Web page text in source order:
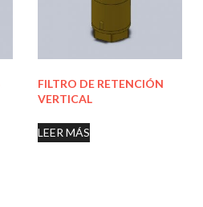
FILTRO DE RETENCIÓN
VERTICAL
LEER MÁS